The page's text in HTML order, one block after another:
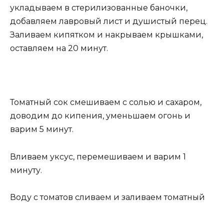
укладываем в стерилизованные баночки,
добавляем лавровый лист и душистый перец.
Заливаем кипятком и накрываем крышками,
оставляем на 20 минут.
Томатный сок смешиваем с солью и сахаром,
доводим до кипения, уменьшаем огонь и
варим 5 минут.
Вливаем уксус, перемешиваем и варим 1
минуту.
Воду с томатов сливаем и заливаем томатный